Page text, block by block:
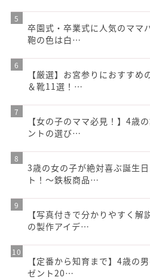
卒園式・卒業式に人気のママ
鞄の色は白…
【厳選】お宮参りにおすすめ
＆靴11選！…
【女の子のママ必見！】4歳
ントの選び…
3歳の女の子が絶対喜ぶ誕生
ト！〜鉄板商品…
【写真付きで分かりやすく解
の製作アイデ…
【定番から知育まで】4歳の
ゼント20…